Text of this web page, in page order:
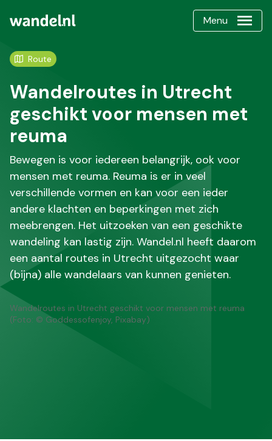
Menu
Route
Wandelroutes in Utrecht
geschikt voor mensen met
reuma
Bewegen is voor iedereen belangrijk, ook voor
mensen met reuma. Reuma is er in veel
verschillende vormen en kan voor een ieder
andere klachten en beperkingen met zich
meebrengen. Het uitzoeken van een geschikte
wandeling kan lastig zijn. Wandel.nl heeft daarom
een aantal routes in Utrecht uitgezocht waar
(bijna) alle wandelaars van kunnen genieten.
Wandelroutes in Utrecht geschikt voor mensen met reuma
(Foto: © Goddessofenjoy, Pixabay)